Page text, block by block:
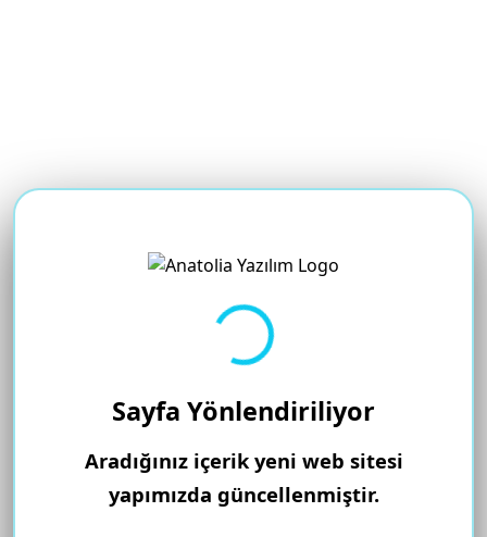
Sayfa Yönlendiriliyor
Aradığınız içerik yeni web sitesi
yapımızda güncellenmiştir.